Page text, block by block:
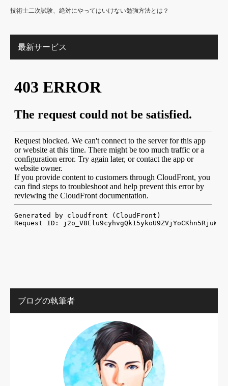
技術士二次試験、絶対にやってはいけない勉強方法とは？
最新サービス
ブログの執筆者